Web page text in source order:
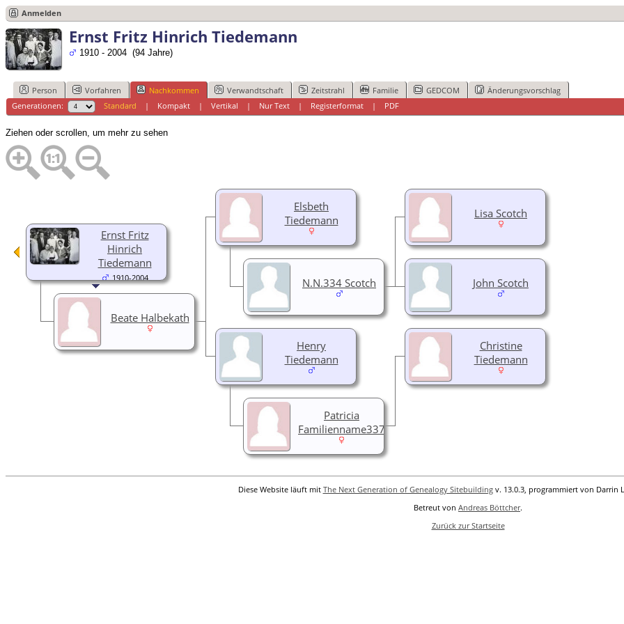
Anmelden
Ernst Fritz Hinrich Tiedemann
1910 - 2004 (94 Jahre)
Person Vorfahren Nachkommen Verwandtschaft Zeitstrahl Familie GEDCOM
Änderungsvorschlag
Generationen:
Standard | Kompakt| Vertikal | Nur Text| Registerformat| PDF
Ziehen oder scrollen, um mehr zu sehen
Lisa Scotch
John Scotch
Elsbeth
Tiedemann
N.N.334 Scotch
Christine
Tiedemann
Henry
Tiedemann
Patricia
Familienname337
Ernst Fritz
Hinrich
Tiedemann
1910-2004
Beate Halbekath
Diese Website läuft mit The Next Generation of Genealogy Sitebuildingv. 13.0.3, programmiert von Darrin
Betreut von Andreas Böttcher.
Zurück zur Startseite